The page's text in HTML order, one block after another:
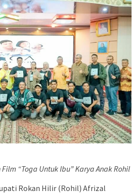
“Toga Untuk Ibu” Karya Anak Rohil
Rokan Hilir (Rohil) Afrizal